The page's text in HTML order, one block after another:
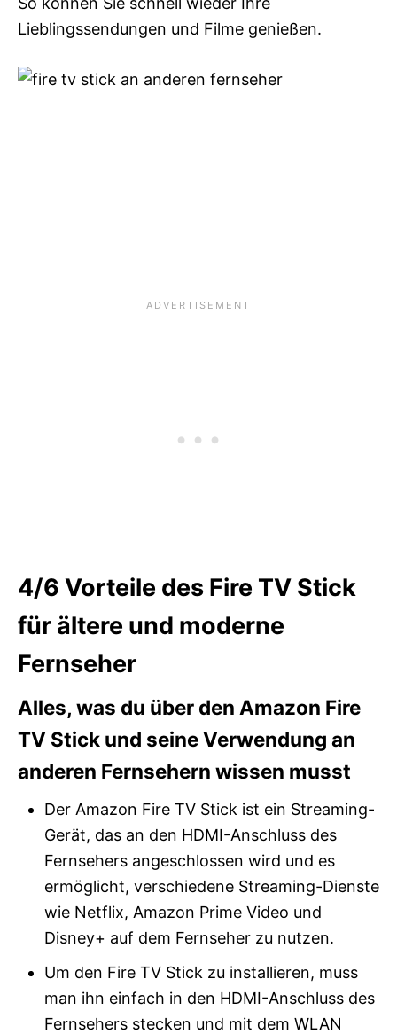
Lieblingssendungen und Filme genießen.
4/6 Vorteile des Fire TV Stick
für ältere und moderne
Fernseher
Alles, was du über den Amazon Fire
TV Stick und seine Verwendung an
anderen Fernsehern wissen musst
Der Amazon Fire TV Stick ist ein Streaming-
Gerät, das an den HDMI-Anschluss des
Fernsehers angeschlossen wird und es
ermöglicht, verschiedene Streaming-Dienste
wie Netflix, Amazon Prime Video und
Disney+ auf dem Fernseher zu nutzen.
Um den Fire TV Stick zu installieren, muss
man ihn einfach in den HDMI-Anschluss des
Fernsehers stecken und mit dem WLAN